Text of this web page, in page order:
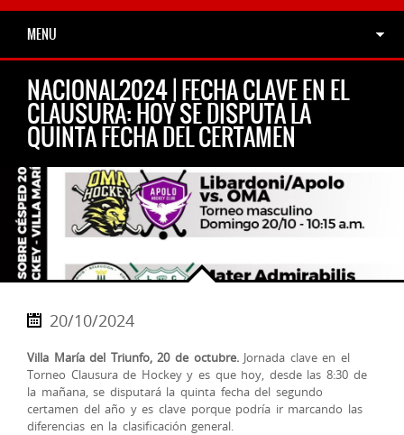
MENU
NACIONAL2024 | FECHA CLAVE EN EL
CLAUSURA: HOY SE DISPUTA LA
QUINTA FECHA DEL CERTAMEN
20/10/2024
Villa María del Triunfo, 20 de octubre.Jornada clave en el
Torneo Clausura de Hockey y es que hoy, desde las 8:30 de
la mañana, se disputará la quinta fecha del segundo
certamen del año y es clave porque podría ir marcando las
diferencias en la clasificación general.